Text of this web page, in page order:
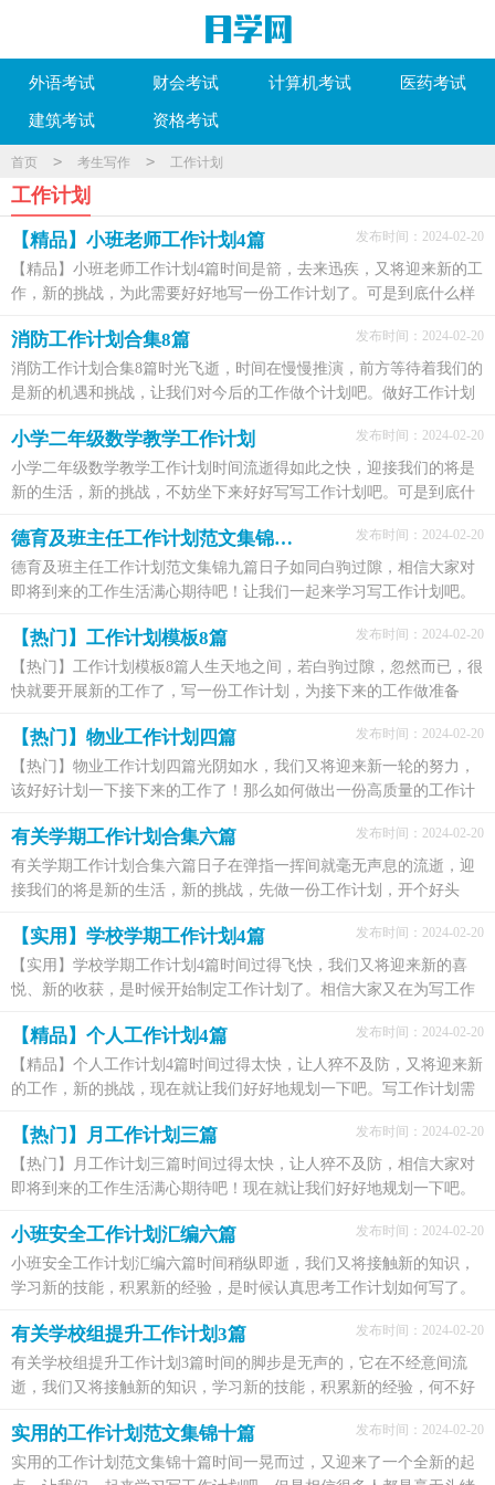
外语考试 财会考试 计算机考试 医药考试
建筑考试 资格考试
首页 > 考生写作 > 工作计划
工作计划
【精品】小班老师工作计划4篇 发布时间：2024-02-20
【精品】小班老师工作计划4篇时间是箭，去来迅疾，又将迎来新的工
作，新的挑战，为此需要好好地写一份工作计划了。可是到底什么样
消防工作计划合集8篇 发布时间：2024-02-20
消防工作计划合集8篇时光飞逝，时间在慢慢推演，前方等待着我们的
是新的机遇和挑战，让我们对今后的工作做个计划吧。做好工作计划
小学二年级数学教学工作计划 发布时间：2024-02-20
小学二年级数学教学工作计划时间流逝得如此之快，迎接我们的将是
新的生活，新的挑战，不妨坐下来好好写写工作计划吧。可是到底什
德育及班主任工作计划范文集锦九篇 发布时间：2024-02-20
德育及班主任工作计划范文集锦九篇日子如同白驹过隙，相信大家对
即将到来的工作生活满心期待吧！让我们一起来学习写工作计划吧。
【热门】工作计划模板8篇 发布时间：2024-02-20
【热门】工作计划模板8篇人生天地之间，若白驹过隙，忽然而已，很
快就要开展新的工作了，写一份工作计划，为接下来的工作做准备
【热门】物业工作计划四篇 发布时间：2024-02-20
【热门】物业工作计划四篇光阴如水，我们又将迎来新一轮的努力，
该好好计划一下接下来的工作了！那么如何做出一份高质量的工作计
有关学期工作计划合集六篇 发布时间：2024-02-20
有关学期工作计划合集六篇日子在弹指一挥间就毫无声息的流逝，迎
接我们的将是新的生活，新的挑战，先做一份工作计划，开个好头
【实用】学校学期工作计划4篇 发布时间：2024-02-20
【实用】学校学期工作计划4篇时间过得飞快，我们又将迎来新的喜
悦、新的收获，是时候开始制定工作计划了。相信大家又在为写工作
【精品】个人工作计划4篇 发布时间：2024-02-20
【精品】个人工作计划4篇时间过得太快，让人猝不及防，又将迎来新
的工作，新的挑战，现在就让我们好好地规划一下吧。写工作计划需
【热门】月工作计划三篇 发布时间：2024-02-20
【热门】月工作计划三篇时间过得太快，让人猝不及防，相信大家对
即将到来的工作生活满心期待吧！现在就让我们好好地规划一下吧。
小班安全工作计划汇编六篇 发布时间：2024-02-20
小班安全工作计划汇编六篇时间稍纵即逝，我们又将接触新的知识，
学习新的技能，积累新的经验，是时候认真思考工作计划如何写了。
有关学校组提升工作计划3篇 发布时间：2024-02-20
有关学校组提升工作计划3篇时间的脚步是无声的，它在不经意间流
逝，我们又将接触新的知识，学习新的技能，积累新的经验，何不好
实用的工作计划范文集锦十篇 发布时间：2024-02-20
实用的工作计划范文集锦十篇时间一晃而过，又迎来了一个全新的起